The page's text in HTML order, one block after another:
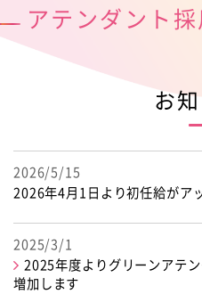
組織図
ＪＲ東日本グループの一
コンプライアンスについ
アテンダント採用
アルバイト採用
ウェルカムバック採用（
仕事
先輩
教育
アテンダント採
お
2026/5/15
2026年4月1日より初任給がア
2025/3/1
2025年度よりグリーンアテ
増加します